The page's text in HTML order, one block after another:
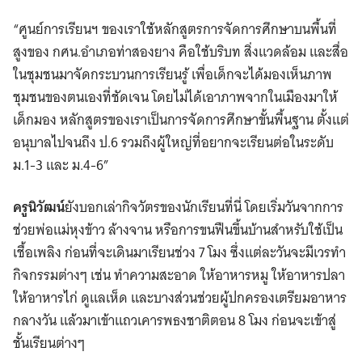
“ศูนย์การเรียนฯ ของเราใช้หลักสูตรการจัดการศึกษาบนพื้นที่
สูงของ กศน.อำเภอท่าสองยาง คือใช้บริบท สิ่งแวดล้อม และสื่อ
ในชุมชนมาจัดกระบวนการเรียนรู้ เพื่อเด็กจะได้มองเห็นภาพ
ชุมชนของตนเองที่ชัดเจน โดยไม่ได้เอาภาพจากในเมืองมาให้
เด็กมอง หลักสูตรของเราเป็นการจัดการศึกษาขั้นพื้นฐาน ตั้งแต่
อนุบาลไปจนถึง ป.6 รวมถึงผู้ใหญ่ที่อยากจะเรียนต่อในระดับ
ม.1-3 และ ม.4-6”
ครูนิวัฒน์ยังบอกเล่ากิจวัตรของนักเรียนที่นี่ โดยเริ่มวันจากการ
ช่วยพ่อแม่หุงข้าว ล้างจาน หรือการขนฟืนขึ้นบ้านสำหรับใช้เป็น
เชื้อเพลิง ก่อนที่จะเดินมาเรียนช่วง 7 โมง ซึ่งแต่ละวันจะมีเวรทำ
กิจกรรมต่างๆ เช่น ทำความสะอาด ให้อาหารหมู ให้อาหารปลา
ให้อาหารไก่ ดูแลเห็ด และบางส่วนช่วยผู้ปกครองเตรียมอาหาร
กลางวัน แล้วมาเข้าแถวเคารพธงชาติตอน 8 โมง ก่อนจะเข้าสู่
ชั้นเรียนต่างๆ